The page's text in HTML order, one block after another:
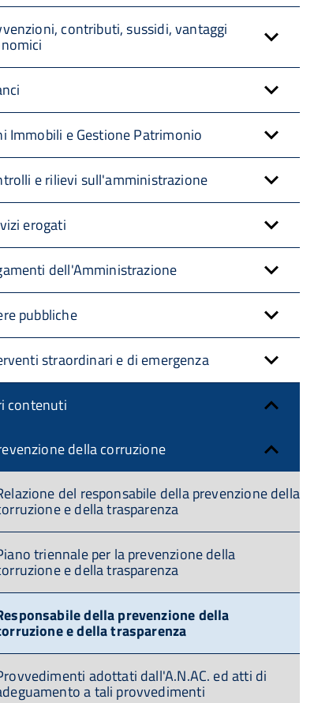
contributi, sussidi, vantaggi
Immobili e Gestione Patrimonio
e rilievi sull'amministrazione
erogati
dell'Amministrazione
pubbliche
straordinari e di emergenza
contenuti
della corruzione
del responsabile della prevenzione della
e della trasparenza
triennale per la prevenzione della
e della trasparenza
della prevenzione della
e della trasparenza
adottati dall'A.N.AC. ed atti di
a tali provvedimenti